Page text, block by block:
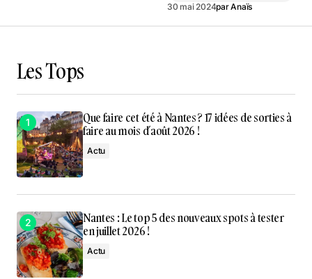
30 mai 2024parAnaïs
Les Tops
Que faire cet été à Nantes ? 17 idées de sorties à
faire au mois d’août 2026 !
Actu
Nantes : Le top 5 des nouveaux spots à tester
en juillet 2026 !
Actu